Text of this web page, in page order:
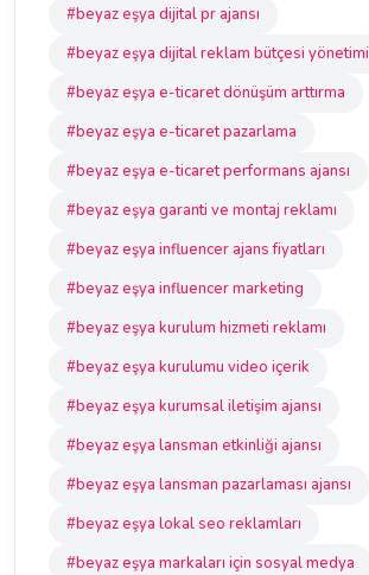
#beyaz eşya dijital pr ajansı
#beyaz eşya dijital reklam bütçesi yönetimi
#beyaz eşya e-ticaret dönüşüm arttırma
#beyaz eşya e-ticaret pazarlama
#beyaz eşya e-ticaret performans ajansı
#beyaz eşya garanti ve montaj reklamı
#beyaz eşya influencer ajans fiyatları
#beyaz eşya influencer marketing
#beyaz eşya kurulum hizmeti reklamı
#beyaz eşya kurulumu video içerik
#beyaz eşya kurumsal iletişim ajansı
#beyaz eşya lansman etkinliği ajansı
#beyaz eşya lansman pazarlaması ajansı
#beyaz eşya lokal seo reklamları
#beyaz eşya markaları için sosyal medya